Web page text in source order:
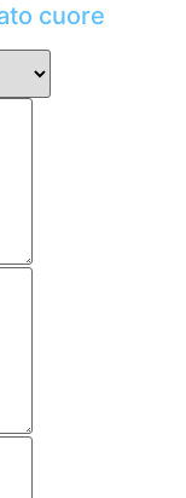
cuore